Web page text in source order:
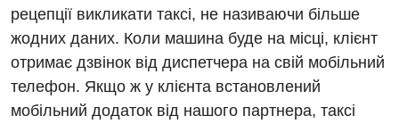
Відгуки
Відео
Ендоскопічне відділення
Інструментальна діагностика
Комп’ютерна томографія
Магнітно-резонансна томографія
Відділення невідкладних станів
Відділення інтенсивної терапії
Гінекологічне відділення
рецепції викликати таксі, не називаючи більше
жодних даних. Коли машина буде на місці, клієнт
отримає дзвінок від диспетчера на свій мобільний
телефон. Якщо ж у клієнта встановлений
мобільний додаток від нашого партнера, таксі